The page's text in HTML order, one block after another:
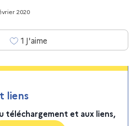
2020
1 J'aime
liens
téléchargement et aux liens,